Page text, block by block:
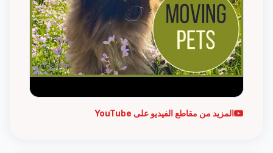
المزيد من مقاطع الفيديو على YouTube